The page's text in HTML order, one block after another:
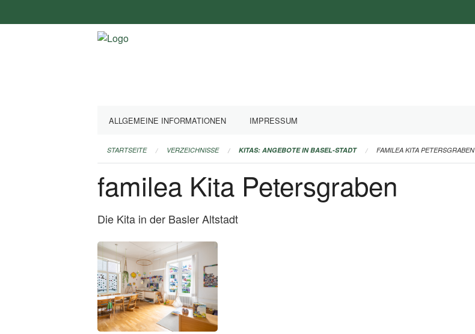
überspringen
ALLGEMEINE INFORMATIONEN IMPRESSUM
STARTSEITE VERZEICHNISSE KITAS: ANGEBOTE IN BASEL-STADT FAMILEA KITA PETERSGRABEN
familea Kita Petersgraben
Die Kita in der Basler Altstadt